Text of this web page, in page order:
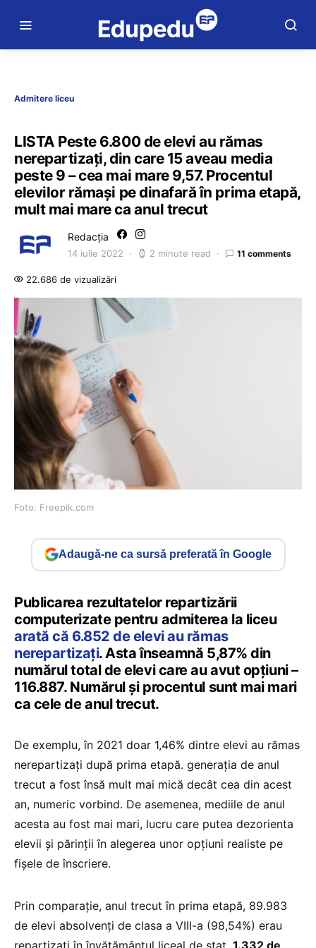
Admitere liceu
LISTA Peste 6.800 de elevi au rămas
nerepartizați, din care 15 aveau media
peste 9 – cea mai mare 9,57. Procentul
elevilor rămași pe dinafară în prima etapă,
mult mai mare ca anul trecut
Redacția
14 iulie 2022 2 minute read 11 comments
22.686 de vizualizări
Foto: Freepik.com
Adaugă-ne ca sursă preferată în Google
Publicarea rezultatelor repartizării
computerizate pentru admiterea la liceu
arată că 6.852 de elevi au rămas
nerepartizați. Asta înseamnă 5,87% din
numărul total de elevi care au avut opțiuni –
116.887. Numărul și procentul sunt mai mari
ca cele de anul trecut.
De exemplu, în 2021 doar 1,46% dintre elevi au rămas
nerepartizați după prima etapă. generația de anul
trecut a fost însă mult mai mică decât cea din acest
an, numeric vorbind. De asemenea, mediile de anul
acesta au fost mai mari, lucru care putea dezorienta
elevii și părinții în alegerea unor opțiuni realiste pe
fișele de înscriere.
Prin comparație, anul trecut în prima etapă, 89.983
de elevi absolvenți de clasa a VIII-a (98,54%) erau
repartizați în învățământul liceal de stat. 1.332 de